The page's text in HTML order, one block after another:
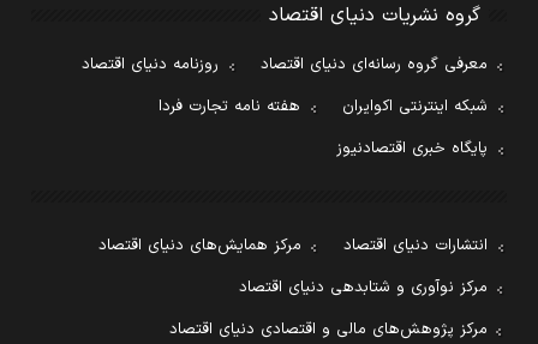
گروه نشریات دنیای اقتصاد
معرفی گروه رسانه‌ای دنیای اقتصاد
روزنامه دنیای اقتصاد
شبکه اینترنتی اکوایران
هفته نامه تجارت فردا
پایگاه خبری اقتصادنیوز
انتشارات دنیای اقتصاد
مرکز همایش‌های دنیای اقتصاد
مرکز نوآوری و شتابدهی دنیای اقتصاد
مرکز پژوهش‌های مالی و اقتصادی دنیای اقتصاد